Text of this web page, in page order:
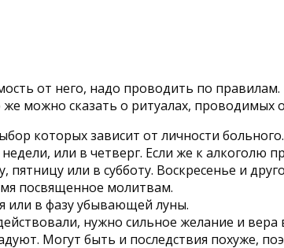
от него, надо проводить по
можно сказать о ритуалах, проводимых
которых зависит от личности
или в четверг. Если же к алкоголю
пятницу или в субботу. Воскресенье и
посвященное молитвам.
или в фазу убывающей луны.
нужно сильное желание и
Могут быть и последствия похуже,